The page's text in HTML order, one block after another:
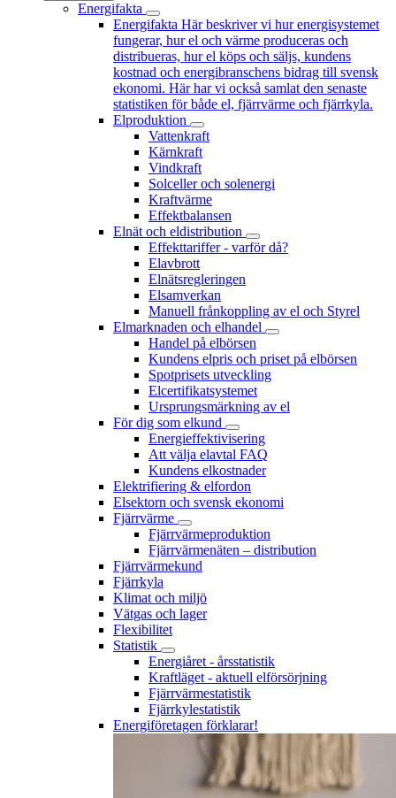
Energifakta
Energifakta Här beskriver vi hur energisystemet
fungerar, hur el och värme produceras och
distribueras, hur el köps och säljs, kundens
kostnad och energibranschens bidrag till svensk
ekonomi. Här har vi också samlat den senaste
statistiken för både el, fjärrvärme och fjärrkyla.
Elproduktion
Vattenkraft
Kärnkraft
Vindkraft
Solceller och solenergi
Kraftvärme
Effektbalansen
Elnät och eldistribution
Effekttariffer - varför då?
Elavbrott
Elnätsregleringen
Elsamverkan
Manuell frånkoppling av el och Styrel
Elmarknaden och elhandel
Handel på elbörsen
Kundens elpris och priset på elbörsen
Spotprisets utveckling
Elcertifikatsystemet
Ursprungsmärkning av el
För dig som elkund
Energieffektivisering
Att välja elavtal FAQ
Kundens elkostnader
Elektrifiering & elfordon
Elsektorn och svensk ekonomi
Fjärrvärme
Fjärrvärmeproduktion
Fjärrvärmenäten – distribution
Fjärrvärmekund
Fjärrkyla
Klimat och miljö
Vätgas och lager
Flexibilitet
Statistik
Energiåret - årsstatistik
Kraftläget - aktuell elförsörjning
Fjärrvärmestatistik
Fjärrkylestatistik
Energiföretagen förklarar!